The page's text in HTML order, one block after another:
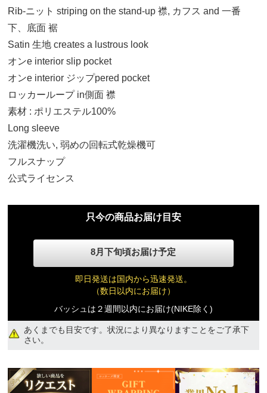
Rib-ニット striping on the stand-up 襟, カフス and 一番
下、底面 裾
Satin 生地 creates a lustrous look
オンe interior slip pocket
オンe interior ジップpered pocket
ロッカーループ in側面 襟
素材 : ポリエステル100%
Long sleeve
洗濯機洗い, 弱めの回転式乾燥機可
フルスナップ
公式ライセンス
只今の商品お届け目安
8月下旬頃お届け予定
即日発送は国内から迅速発送。
（数日以内にお届け）
バッシュは２週間以内にお届け(NIKE除く)
あくまでも目安です。状況により異なりますことをご了承下
さい。
M
34,110円(税込)
L
34,110円(税込)
XL
34,110円(税込)